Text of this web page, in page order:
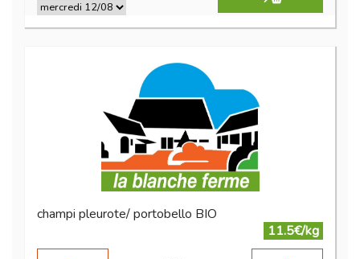
champi pleurote/ portobello BIO
11.5€/kg